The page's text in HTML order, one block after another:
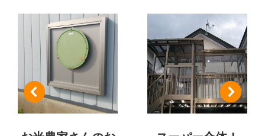
ナ
ビ
ゲ
ー